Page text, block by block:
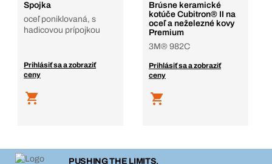
Spojka
oceľ poniklovaná, s
hadicovou prípojkou
Prihlásiť sa a zobraziť
ceny
Brúsne keramické
kotúče Cubitron® II na
oceľ a neželezné kovy
Premium
3M® 982C
Prihlásiť sa a zobraziť
ceny
PUSHING THE LIMITS.